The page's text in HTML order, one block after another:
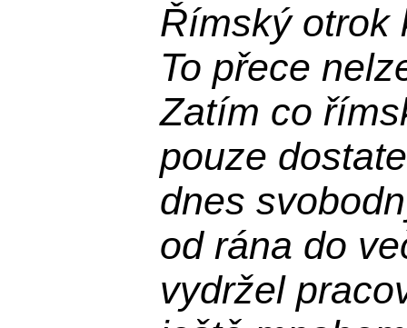
Římský otrok
To přece
Zatím co
pouze
dnes
od rána do
vydržel